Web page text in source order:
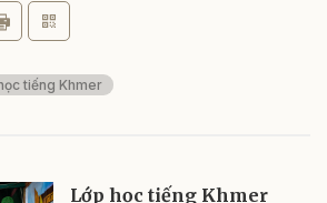
tiếng Khmer
Lớp học tiếng Khmer